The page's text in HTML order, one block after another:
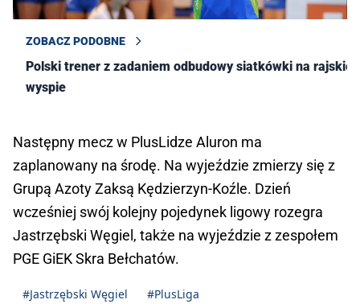
ZOBACZ PODOBNE
Polski trener z zadaniem odbudowy siatkówki na rajskiej
wyspie
Następny mecz w PlusLidze Aluron ma
zaplanowany na środę. Na wyjeździe zmierzy się z
Grupą Azoty Zaksą Kędzierzyn-Koźle. Dzień
wcześniej swój kolejny pojedynek ligowy rozegra
Jastrzębski Węgiel, także na wyjeździe z zespołem
PGE GiEK Skra Bełchatów.
#Jastrzębski Węgiel #PlusLiga